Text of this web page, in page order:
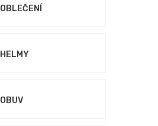
OBLEČENÍ
HELMY
OBUV